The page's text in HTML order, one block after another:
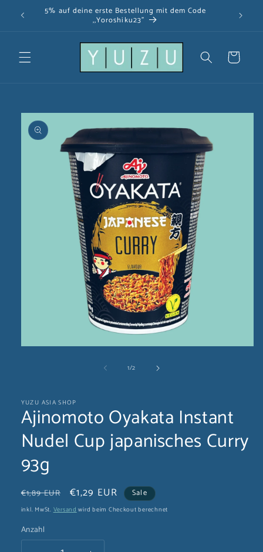
zum 5% auf deine erste Bestellung mit dem Code
,,Yoroshiku23"
Warenkorb
1/von
2
YUZU ASIA SHOP
Ajinomoto Oyakata Instant
Nudel Cup japanisches Curry
93g
Normaler
Preis
€1,89 EUR Verkaufspreis
€1,29 EUR Sale
inkl. MwSt.Versandwird beim Checkout berechnet
Anzahl